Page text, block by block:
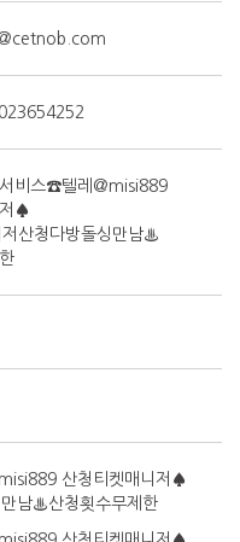
비스☎텔레@misi889
♠
산청다방돌싱만남♨
산청티켓매니저♠
남♨산청횟수무제한